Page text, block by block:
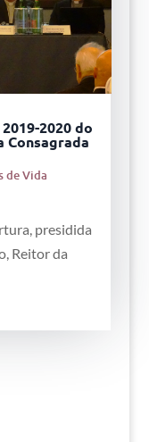
2020 do
de Vida
presidida
Reitor da